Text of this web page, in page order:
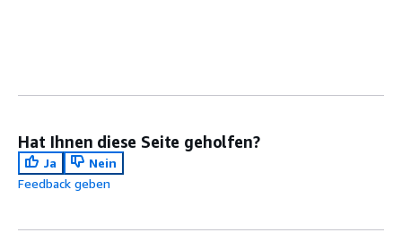
Hat Ihnen diese Seite geholfen?
Ja
Nein
Feedback geben